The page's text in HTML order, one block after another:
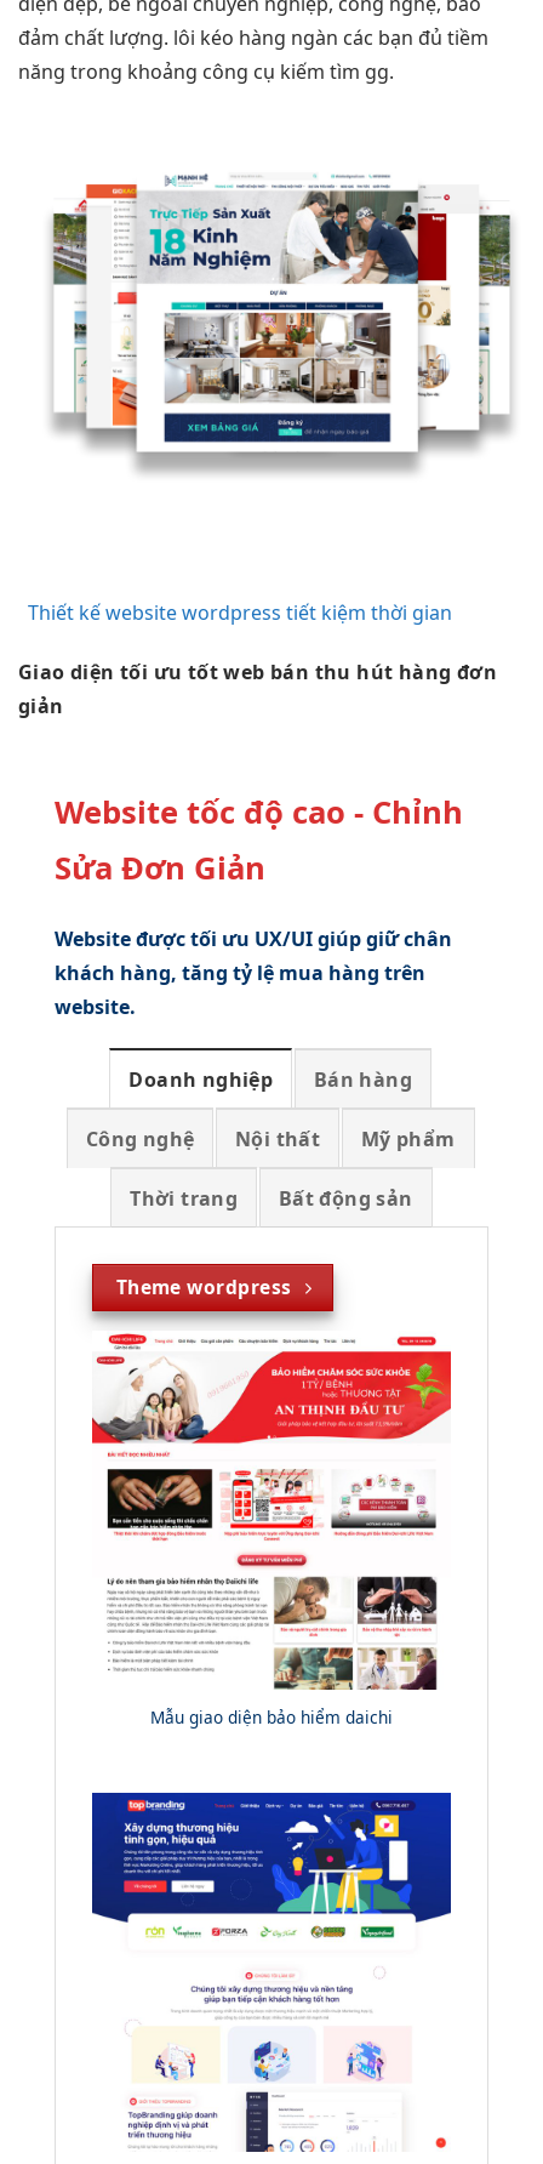
đảm chất lượng. lôi kéo hàng ngàn các bạn đủ tiềm
năng trong khoảng công cụ kiếm tìm gg.
Thiết kế website wordpress tiết kiệm thời gian
Giao diệntối ưu tốtweb bán thu hút hàng đơn
giản
Website tốc độ cao - Chỉnh
Sửa Đơn Giản
Website được tối ưu UX/UI giúp giữ chân
khách hàng, tăng tỷ lệ mua hàng trên
website.
Doanh nghiệp Bán hàng
Công nghệ Nội thất Mỹ phẩm
Thời trang Bất động sản
Theme wordpress
Mẫu giao diện bảo hiểm daichi